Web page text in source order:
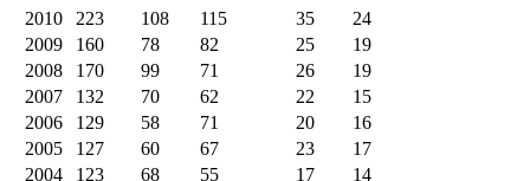
2010
223 108 115 35
24
2009
160 78 82 25
19
2008
170 99 71 26
19
2007
132 70 62 22
15
2006
129 58 71 20
16
2005
127 60 67 23
17
2004
123 68 55 17
14